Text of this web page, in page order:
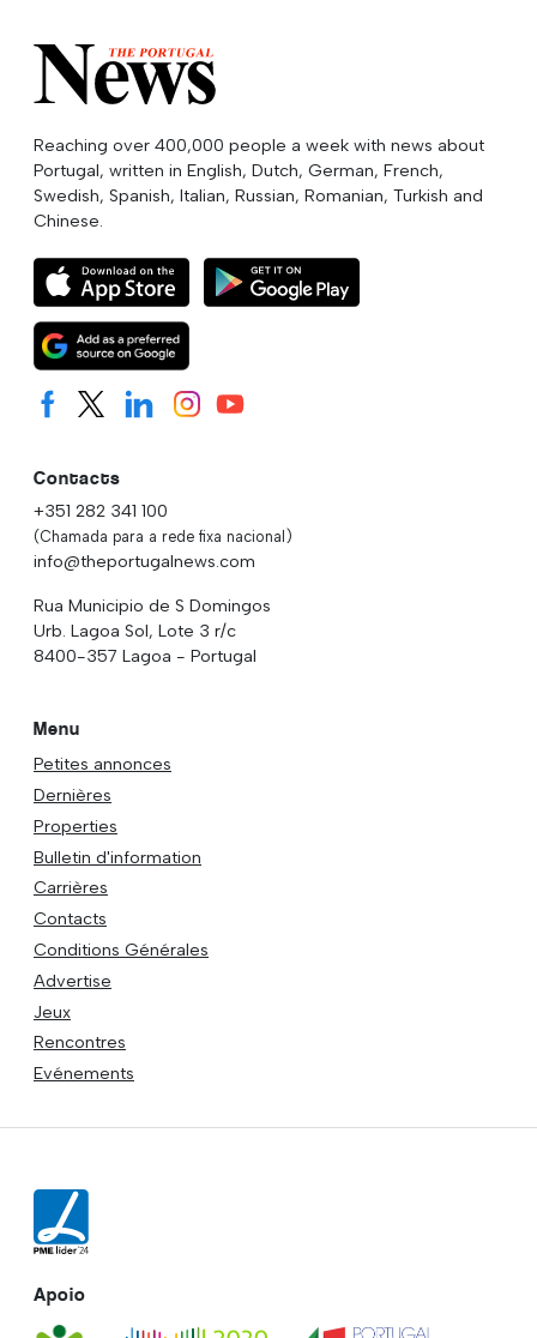
Reaching over 400,000 people a week with news about
Portugal, written in English, Dutch, German, French,
Swedish, Spanish, Italian, Russian, Romanian, Turkish and
Chinese.
Contacts
+351 282 341 100
(Chamada para a rede fixa nacional)
info@theportugalnews.com
Rua Municipio de S Domingos
Urb. Lagoa Sol, Lote 3 r/c
8400-357 Lagoa - Portugal
Menu
Petites annonces
Dernières
Properties
Bulletin d'information
Carrières
Contacts
Conditions Générales
Advertise
Jeux
Rencontres
Evénements
Apoio